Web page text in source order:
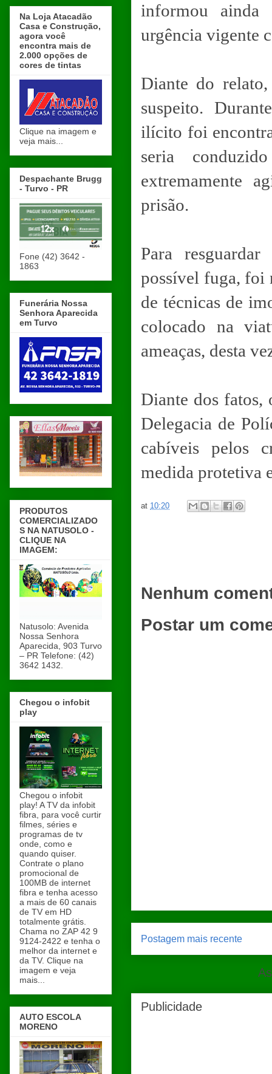
informou ainda
urgência vigente
Diante do
suspeito.
ilícito foi
seria
extremamente
prisão.
Para
possível fuga, foi
de técnicas de
colocado na
ameaças, desta
Diante dos fatos,
Delegacia de
cabíveis pelos
medida protetiva
at 10:20
Nenhum
Postar um
Postagem mais recente
Publicidade
Na Loja Atacadão
Casa e Construção,
agora você
encontra mais de
2.000 opções de
cores de tintas
Clique na imagem e
veja mais...
Despachante Brugg
- Turvo - PR
Fone (42) 3642 -
1863
Funerária Nossa
Senhora Aparecida
em Turvo
PRODUTOS
COMERCIALIZADO
S NA NATUSOLO -
CLIQUE NA
IMAGEM:
Natusolo: Avenida
Nossa Senhora
Aparecida, 903 Turvo
– PR Telefone: (42)
3642 1432.
Chegou o infobit
play
Chegou o infobit
play! A TV da infobit
fibra, para você curtir
filmes, séries e
programas de tv
onde, como e
quando quiser.
Contrate o plano
promocional de
100MB de internet
fibra e tenha acesso
a mais de 60 canais
de TV em HD
totalmente grátis.
Chama no ZAP 42 9
9124-2422 e tenha o
melhor da internet e
da TV. Clique na
imagem e veja
mais...
AUTO ESCOLA
MORENO